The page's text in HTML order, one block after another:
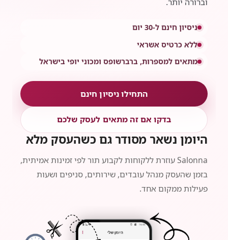
ניסיון חינם ל-30 יום
ללא כרטיס אשראי
מתאים למספרות, ברברשופס ומכוני יופי בישראל
התחילו ניסיון חינם
בדקו אם זה מתאים לעסק שלכם
היומן נשאר מסודר גם כשהעסק מלא
Salonna עוזרת ללקוחות לקבוע תור לפי זמינות אמיתית,
בזמן שהעסק מנהל עובדים, שירותים, סניפים ושעות
פעילות ממקום אחד.